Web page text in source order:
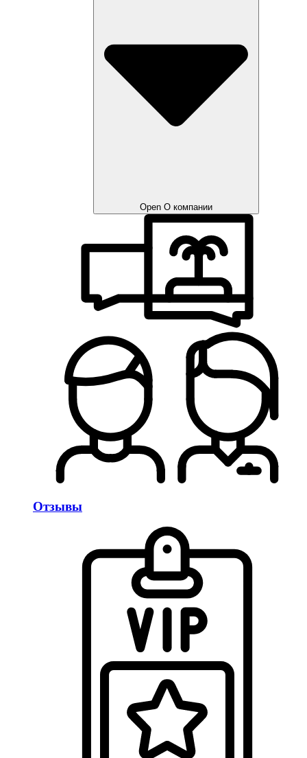
Open О компании
Отзывы